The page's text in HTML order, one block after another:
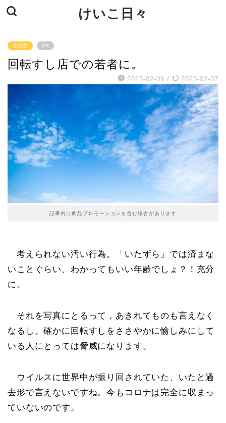
けいこ日々
未分類 PR
回転すし店での若者に。
2023-02-06 / 2023-02-07
記事内に商品プロモーションを含む場合があります
考えられない汚い行為。「いたずら」では済まな
いことぐらい、わかってもいい年齢でしょ？！充分
に。
それを写真にとるって，あきれてものも言えなく
なるし。確かに回転すしをささやかに愉しみにして
いる人にとっては脅威になります。
ウイルスに世界中が振り回されていた、いたと過
去形で言えないですね。今もコロナは完全に収まっ
ていないのです。